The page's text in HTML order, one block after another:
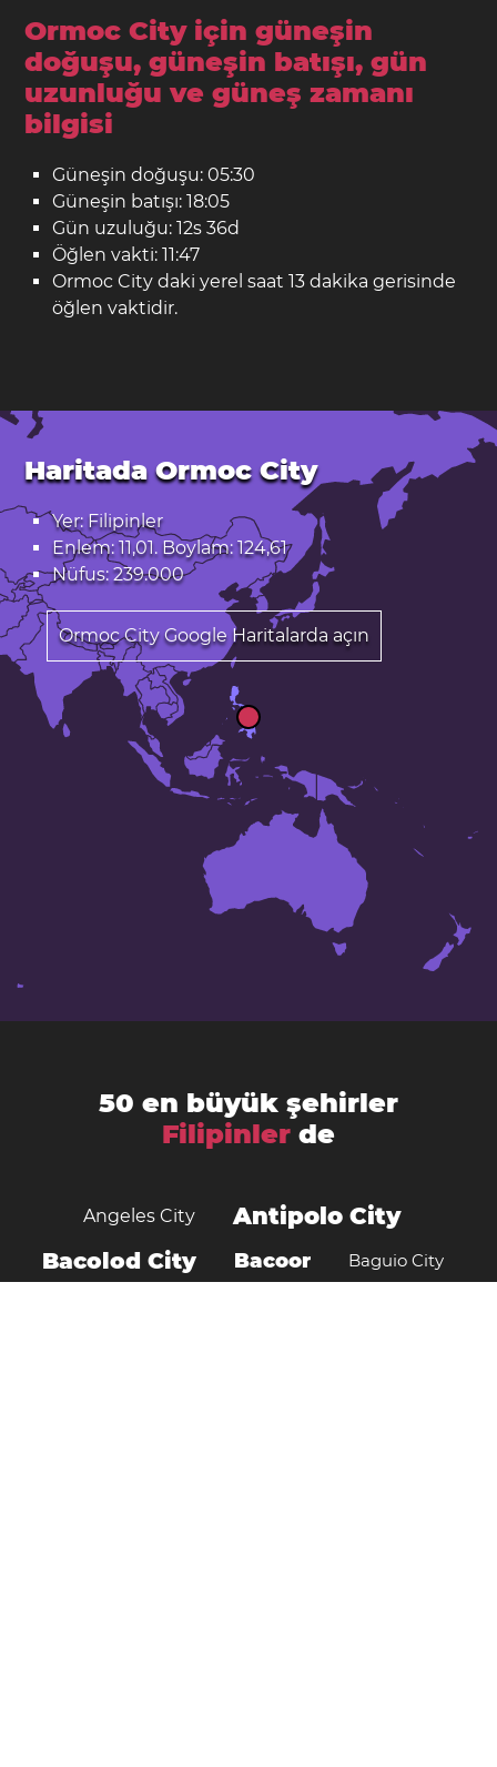
Ormoc City için güneşin
doğuşu, güneşin batışı, gün
uzunluğu ve güneş zamanı
bilgisi
Güneşin doğuşu: 05:30
Güneşin batışı: 18:05
Gün uzuluğu: 12s 36d
Öğlen vakti: 11:47
Ormoc City daki yerel saat 13 dakika gerisinde
öğlen vaktidir.
Haritada Ormoc City
Yer: Filipinler
Enlem: 11,01. Boylam: 124,61
Nüfus: 239.000
Ormoc City Google Haritalarda açın
50 en büyük şehirler
Filipinlerde
Angeles City Antipolo City
Bacolod City Bacoor Baguio City